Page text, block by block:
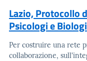
Lazio, Protocollo
Psicologi e Biologi
Per costruire una rete
collaborazione,